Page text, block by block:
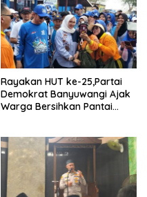
Rayakan HUT ke-25,Partai
Demokrat Banyuwangi Ajak
Warga Bersihkan Pantai